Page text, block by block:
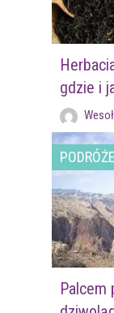
gdzie i
PODRÓŻE
Palcem